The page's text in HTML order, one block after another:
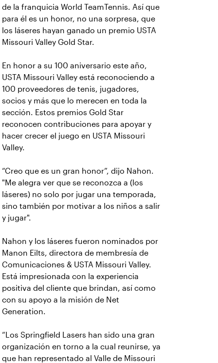
de la franquicia World TeamTennis. Así que
para él es un honor, no una sorpresa, que
los láseres hayan ganado un premio USTA
Missouri Valley Gold Star.
En honor a su 100 aniversario este año,
USTA Missouri Valley está reconociendo a
100 proveedores de tenis, jugadores,
socios y más que lo merecen en toda la
sección. Estos premios Gold Star
reconocen contribuciones para apoyar y
hacer crecer el juego en USTA Missouri
Valley.
“Creo que es un gran honor”, dijo Nahon.
"Me alegra ver que se reconozca a (los
láseres) no solo por jugar una temporada,
sino también por motivar a los niños a salir
y jugar".
Nahon y los láseres fueron nominados por
Manon Eilts, directora de membresía de
Comunicaciones & USTA Missouri Valley.
Está impresionada con la experiencia
positiva del cliente que brindan, así como
con su apoyo a la misión de Net
Generation.
“Los Springfield Lasers han sido una gran
organización en torno a la cual reunirse, ya
que han representado al Valle de Missouri